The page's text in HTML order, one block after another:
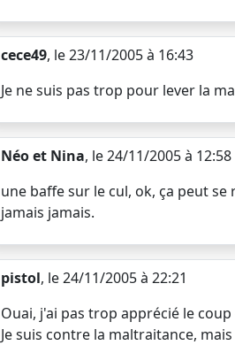
cece49, le 23/11/2005 à 16:43
Je ne suis pas trop pour lever la
Néo et Nina, le 24/11/2005 à 12:58
une baffe sur le cul, ok, ça peut
jamais jamais.
pistol, le 24/11/2005 à 22:21
Ouai, j'ai pas trop apprécié le
Je suis contre la maltraitance,